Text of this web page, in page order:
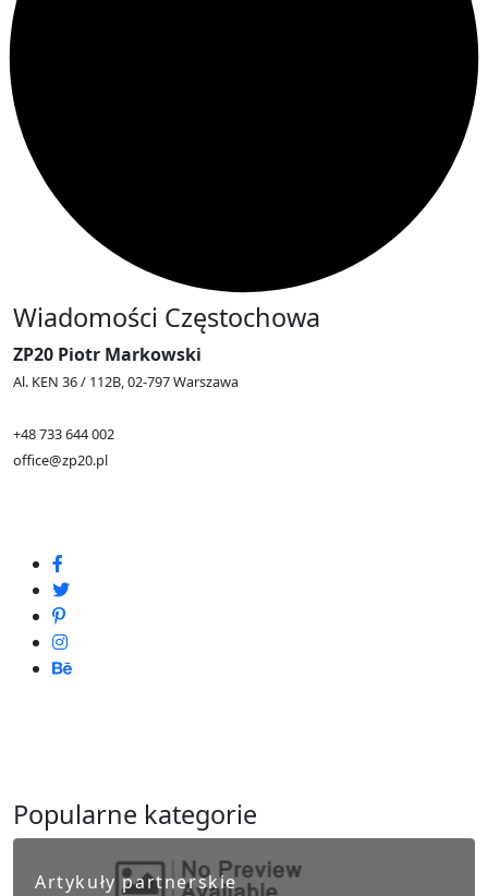
Wiadomości Częstochowa
ZP20 Piotr Markowski
Al. KEN 36 / 112B, 02-797 Warszawa
+48 733 644 002
office@zp20.pl
Popularne kategorie
Artykuły partnerskie